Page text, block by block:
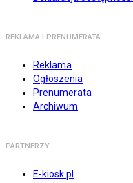
REKLAMA I PRENUMERATA
Reklama
Ogłoszenia
Prenumerata
Archiwum
PARTNERZY
E-kiosk.pl